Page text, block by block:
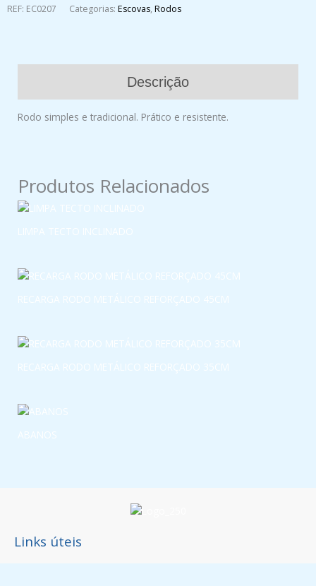
REF: EC0207 Categorias: Escovas, Rodos
Descrição
Rodo simples e tradicional. Prático e resistente.
Produtos Relacionados
LIMPA TECTO INCLINADO
RECARGA RODO METÁLICO REFORÇADO 45CM
RECARGA RODO METÁLICO REFORÇADO 35CM
ABANOS
Links úteis